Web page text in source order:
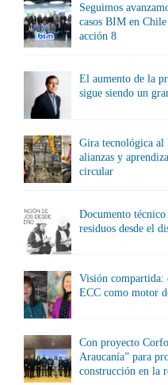
Seguimos
casos BIM en
acción 8
El aumento de la
sigue siendo un
Gira tecnológica al
alianzas y
circular
Documento
residuos desde el
Visión compartida:
ECC como motor
Con proyecto
Araucanía” para
construcción en la